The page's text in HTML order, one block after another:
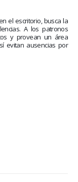
el escritorio, busca la
A los patronos
y provean un área
evitan ausencias por